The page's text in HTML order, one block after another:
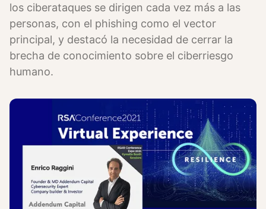
los ciberataques se dirigen cada vez más a las
personas, con el phishing como el vector
principal, y destacó la necesidad de cerrar la
brecha de conocimiento sobre el ciberriesgo
humano.